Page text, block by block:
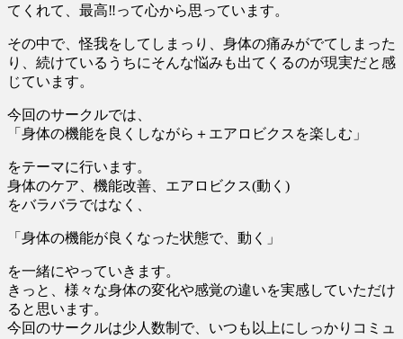
てくれて、最高‼︎って心から思っています。
その中で、怪我をしてしまっり、身体の痛みがでてしまった
り、続けているうちにそんな悩みも出てくるのが現実だと感
じています。
今回のサークルでは、
「身体の機能を良くしながら＋エアロビクスを楽しむ」
をテーマに行います。
身体のケア、機能改善、エアロビクス(動く)
をバラバラではなく、
「身体の機能が良くなった状態で、動く」
を一緒にやっていきます。
きっと、様々な身体の変化や感覚の違いを実感していただけ
ると思います。
今回のサークルは少人数制で、いつも以上にしっかりコミュ